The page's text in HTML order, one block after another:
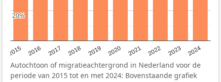
2015 2016 2017 2018 2019 2020 2021 2022 2023 2024
20%
20%
Autochtoon of migratieachtergrond in Nederland voor de
periode van 2015 tot en met 2024: Bovenstaande grafiek